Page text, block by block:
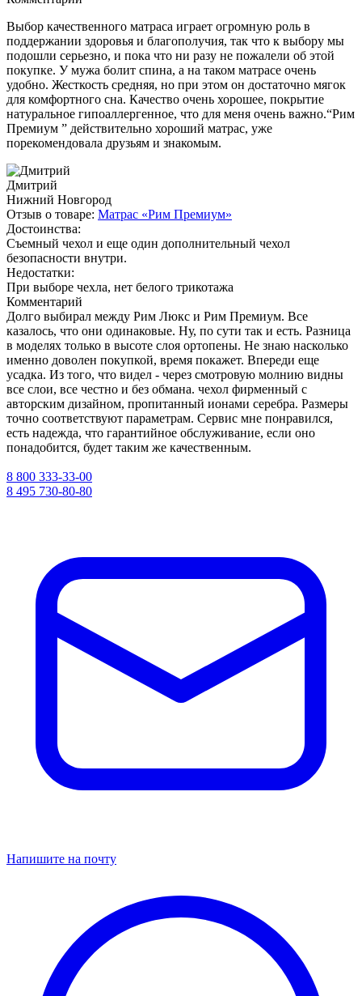
Выбор качественного матраса играет огромную роль в
поддержании здоровья и благополучия, так что к выбору мы
подошли серьезно, и пока что ни разу не пожалели об этой
покупке. У мужа болит спина, а на таком матрасе очень
удобно. Жесткость средняя, но при этом он достаточно мягок
для комфортного сна. Качество очень хорошее, покрытие
натуральное гипоаллергенное, что для меня очень важно.“Рим
Премиум ” действительно хороший матрас, уже
порекомендовала друзьям и знакомым.
Дмитрий
Нижний Новгород
Отзыв о товаре: Матрас «Рим Премиум»
Достоинства:
Съемный чехол и еще один дополнительный чехол
безопасности внутри.
Недостатки:
При выборе чехла, нет белого трикотажа
Комментарий
Долго выбирал между Рим Люкс и Рим Премиум. Все
казалось, что они одинаковые. Ну, по сути так и есть. Разница
в моделях только в высоте слоя ортопены. Не знаю насколько
именно доволен покупкой, время покажет. Впереди еще
усадка. Из того, что видел - через смотровую молнию видны
все слои, все честно и без обмана. чехол фирменный с
авторским дизайном, пропитанный ионами серебра. Размеры
точно соответствуют параметрам. Сервис мне понравился,
есть надежда, что гарантийное обслуживание, если оно
понадобится, будет таким же качественным.
8 800 333-33-00
8 495 730-80-80
Напишите на почту